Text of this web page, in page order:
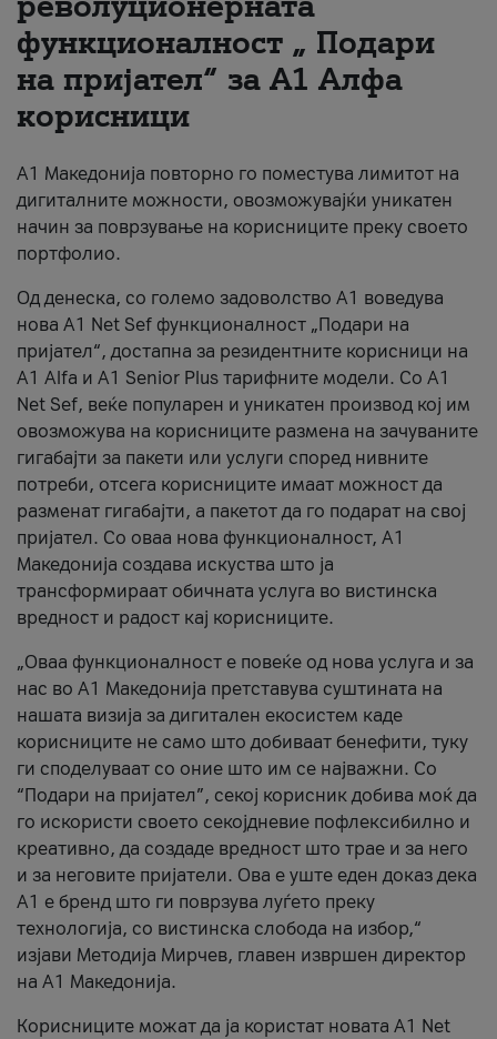
За нас
#ПодобарОнлајн
функционалност „ Подари
на пријател“ за А1 Алфа
корисници
А1 Македонија повторно го поместува лимитот на
дигиталните можности, овозможувајќи уникатен
начин за поврзување на корисниците преку своето
портфолио.
Од денеска, со големо задоволство А1 воведува
нова A1 Net Sef функционалност „Подари на
пријател“, достапна за резидентните корисници на
А1 Alfa и A1 Senior Plus тарифните модели. Со A1
Net Sef, веќе популарен и уникатен производ кој им
овозможува на корисниците размена на зачуваните
гигабајти за пакети или услуги според нивните
потреби, отсега корисниците имаат можност да
разменат гигабајти, а пакетот да го подарат на свој
пријател. Со оваа нова функционалност, А1
Македонија создава искуства што ја
трансформираат обичната услуга во вистинска
вредност и радост кај корисниците.
„Оваа функционалност е повеќе од нова услуга и за
нас во А1 Македонија претставува суштината на
нашата визија за дигитален екосистем каде
корисниците не само што добиваат бенефити, туку
ги споделуваат со оние што им се најважни. Со
“Подари на пријател”, секој корисник добива моќ да
го искористи своето секојдневие пофлексибилно и
креативно, да создаде вредност што трае и за него
и за неговите пријатели. Ова е уште еден доказ дека
А1 е бренд што ги поврзува луѓето преку
технологија, со вистинска слобода на избор,“
изјави Методија Мирчев, главен извршен директор
на А1 Македонија.
Корисниците можат да ја користат новата А1 Net